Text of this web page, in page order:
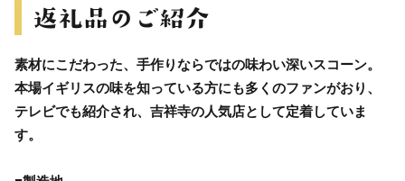
素材にこだわった、手作りならではの味わい深いスコーン。
本場イギリスの味を知っている方にも多くのファンがおり、
テレビでも紹介され、吉祥寺の人気店として定着していま
す。